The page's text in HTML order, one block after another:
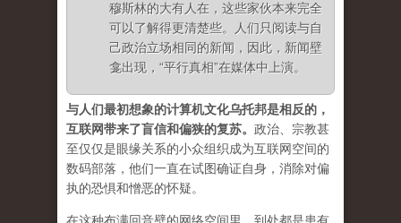
穆斯林的大有人在，这些家伙本来完全
可以了解得更清楚些。人们只阅读与自
己政治立场相同的新闻，因此， 新闻壁
龛出现，“平行真相”在媒体中上演。
与人们最初想象的计算机文化乌托邦是相反的，
互联网带来了盲信和偏狭的复苏。 政治、宗教甚
至仅仅是眼缘关系的小众组织成为互联网空间的
数码部落，他们一直在试图确证自身，消除对偏
执的恐惧和憎恶的怀疑。